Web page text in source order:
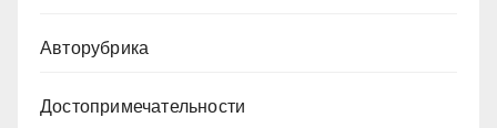
Авторубрика
Достопримечательности